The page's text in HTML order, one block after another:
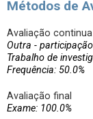
Métodos de
Avaliação continua
Outra -
Trabalho de
Frequência: 50.0%
Avaliação final
Exame: 100.0%